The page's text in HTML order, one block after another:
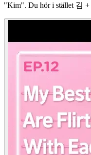
"Kim". Du hör i stället 김 +